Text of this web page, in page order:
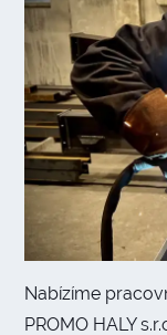
Nabízíme
PROMO HALY